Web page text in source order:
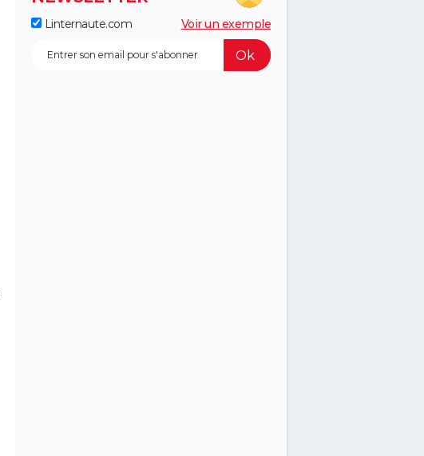
Linternaute.com Voir un exemple